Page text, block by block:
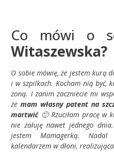
Co mówi o
Witaszewska?
O sobie mówię, że jestem kurą
i w szpilkach. Kocham nią być,
żoną. I zanim zaczniecie mi
żemam własny patent na
martwić🙂 Rzuciłam pracę w
nie żałuję nawet jednego
jestem Mamagerką.
kalendarzem w dłoni,